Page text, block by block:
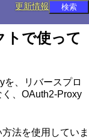
更新情報
で使って
を、リバースプロ
、OAuth2-Proxy
法を使用していま